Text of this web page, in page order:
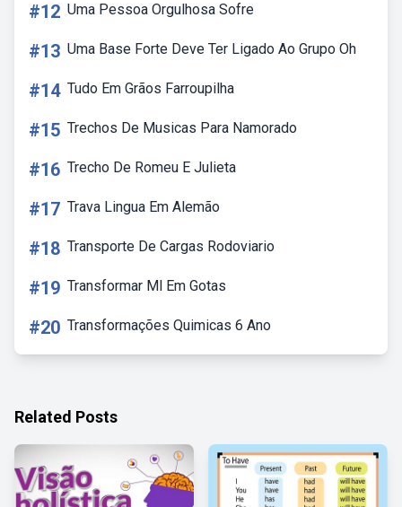
#12 Uma Pessoa Orgulhosa Sofre
#13 Uma Base Forte Deve Ter Ligado Ao Grupo Oh
#14 Tudo Em Grãos Farroupilha
#15 Trechos De Musicas Para Namorado
#16 Trecho De Romeu E Julieta
#17 Trava Lingua Em Alemão
#18 Transporte De Cargas Rodoviario
#19 Transformar Ml Em Gotas
#20 Transformações Quimicas 6 Ano
Related Posts